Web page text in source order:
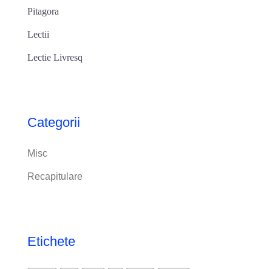
Pitagora
Lectii
Lectie Livresq
Categorii
Misc
Recapitulare
Etichete